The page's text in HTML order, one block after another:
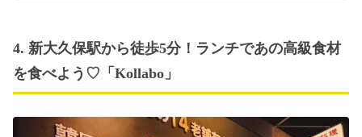
4. 新大久保駅から徒歩5分！ランチであの高級食材
を食べよう♡「Kollabo」